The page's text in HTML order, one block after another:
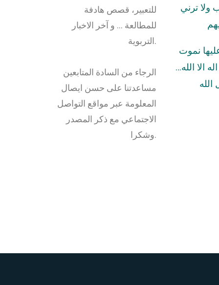
للتعبير، قصص هادفة
للمطالعة … و آخر الاخبار
التربوية.
الرجاء من السادة المتابعين
مساعدتنا على حسن ايصال
المعلومة عبر مواقع التواصل
الاجتماعي مع ذكر المصدر
وشكرا.
ترني
نموت
الا الله…